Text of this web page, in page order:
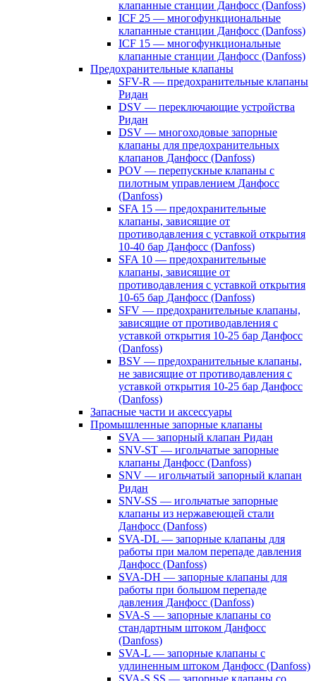
клапанные станции Данфосс (Danfoss)
ICF 25 — многофункциональные
клапанные станции Данфосс (Danfoss)
ICF 15 — многофункциональные
клапанные станции Данфосс (Danfoss)
Предохранительные клапаны
SFV-R — предохранительные клапаны
Ридан
DSV — переключающие устройства
Ридан
DSV — многоходовые запорные
клапаны для предохранительных
клапанов Данфосс (Danfoss)
POV — перепускные клапаны с
пилотным управлением Данфосс
(Danfoss)
SFA 15 — предохранительные
клапаны, зависящие от
противодавления с уставкой открытия
10-40 бар Данфосс (Danfoss)
SFA 10 — предохранительные
клапаны, зависящие от
противодавления с уставкой открытия
10-65 бар Данфосс (Danfoss)
SFV — предохранительные клапаны,
зависящие от противодавления с
уставкой открытия 10-25 бар Данфосс
(Danfoss)
BSV — предохранительные клапаны,
не зависящие от противодавления с
уставкой открытия 10-25 бар Данфосс
(Danfoss)
Запасные части и аксессуары
Промышленные запорные клапаны
SVA — запорный клапан Ридан
SNV-ST — игольчатые запорные
клапаны Данфосс (Danfoss)
SNV — игольчатый запорный клапан
Ридан
SNV-SS — игольчатые запорные
клапаны из нержавеющей стали
Данфосс (Danfoss)
SVA-DL — запорные клапаны для
работы при малом перепаде давления
Данфосс (Danfoss)
SVA-DH — запорные клапаны для
работы при большом перепаде
давления Данфосс (Danfoss)
SVA-S — запорные клапаны со
стандартным штоком Данфосс
(Danfoss)
SVA-L — запорные клапаны с
удлиненным штоком Данфосс (Danfoss)
SVA-S SS — запорные клапаны со